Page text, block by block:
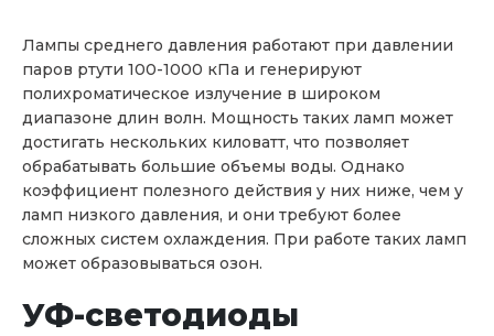
Лампы среднего давления работают при давлении
паров ртути 100-1000 кПа и генерируют
полихроматическое излучение в широком
диапазоне длин волн. Мощность таких ламп может
достигать нескольких киловатт, что позволяет
обрабатывать большие объемы воды. Однако
коэффициент полезного действия у них ниже, чем у
ламп низкого давления, и они требуют более
сложных систем охлаждения. При работе таких ламп
может образовываться озон.
УФ-светодиоды